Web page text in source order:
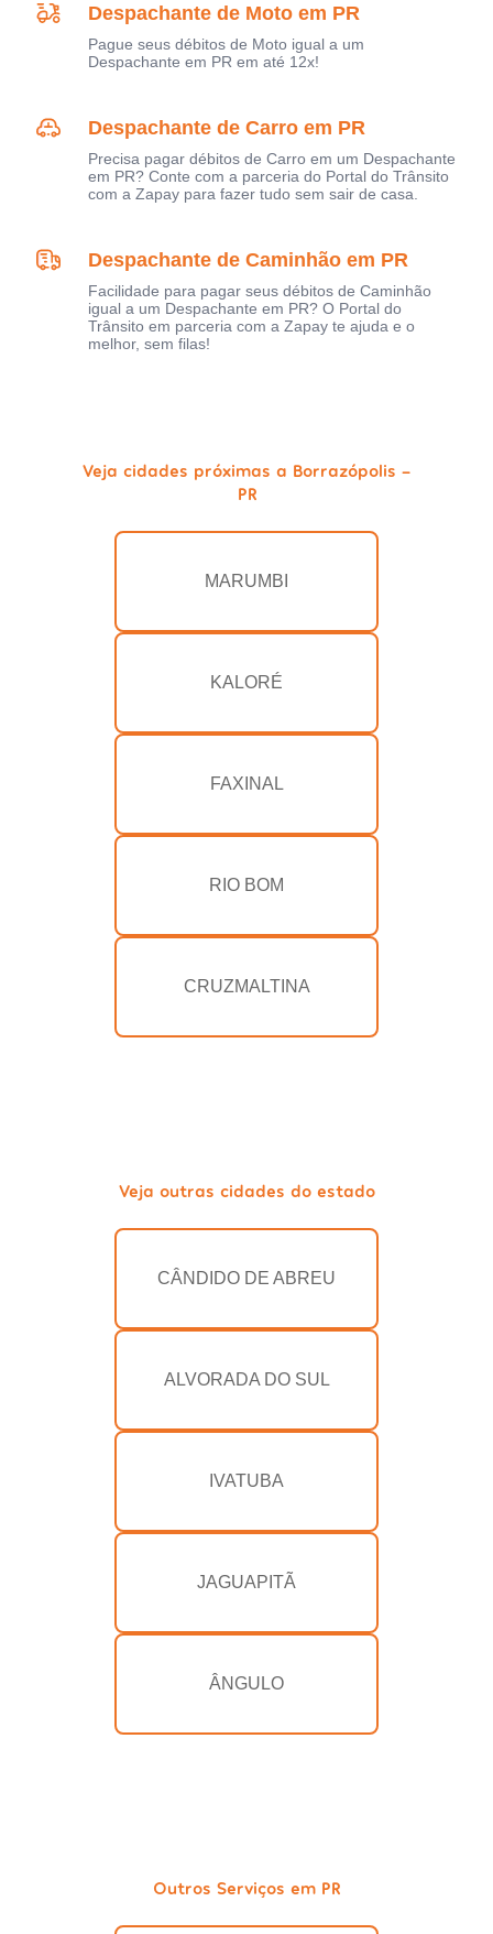
Despachante de Moto em PR
Pague seus débitos de Moto igual a um
Despachante em PR em até 12x!
Despachante de Carro em PR
Precisa pagar débitos de Carro em um Despachante
em PR? Conte com a parceria do Portal do Trânsito
com a Zapay para fazer tudo sem sair de casa.
Despachante de Caminhão em PR
Facilidade para pagar seus débitos de Caminhão
igual a um Despachante em PR? O Portal do
Trânsito em parceria com a Zapay te ajuda e o
melhor, sem filas!
Veja cidades próximas a Borrazópolis -
PR
MARUMBI
KALORÉ
FAXINAL
RIO BOM
CRUZMALTINA
Veja outras cidades do estado
CÂNDIDO DE ABREU
ALVORADA DO SUL
IVATUBA
JAGUAPITÃ
ÂNGULO
Outros Serviços em PR